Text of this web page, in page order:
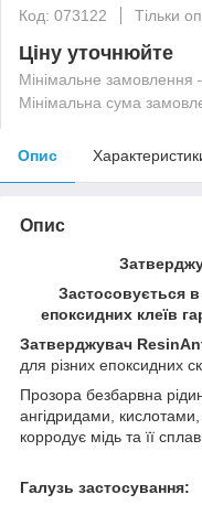
Код: 073122
Тільки
Ціну уточнюйте
Мінімальне замовлення
Мінімальна сума
Опис
Опис
Застосовується
епоксидних клеїв
Затверджувач
для різних епоксидних
Прозора безбарвна
ангідридами,
корродує мідь та її
Галузь застосування: